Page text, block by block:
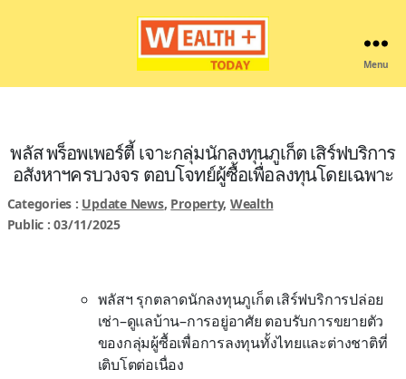
Menu
พลัส พร็อพเพอร์ตี้ เจาะกลุ่มนักลงทุนภูเก็ต เสิร์ฟบริการ
อสังหาฯครบวงจร ตอบโจทย์ผู้ซื้อเพื่อลงทุนโดยเฉพาะ
Categories : Update News, Property, Wealth
Public : 03/11/2025
พลัสฯ รุกตลาดนักลงทุนภูเก็ต เสิร์ฟบริการปล่อย
เช่า–ดูแลบ้าน–การอยู่อาศัย ตอบรับการขยายตัว
ของกลุ่มผู้ซื้อเพื่อการลงทุนทั้งไทยและต่างชาติที่
เติบโตต่อเนื่อง